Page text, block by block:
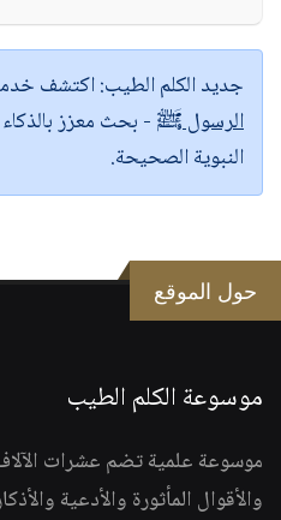
جديد الكلم الطيب:اكتشف
الرسول ﷺ - بحث معزز
النبوية الصحيحة.
حول الموقع
موسوعة الكلم الطيب
موسوعة علمية تضم عشرات
والأقوال المأثورة والأدعية